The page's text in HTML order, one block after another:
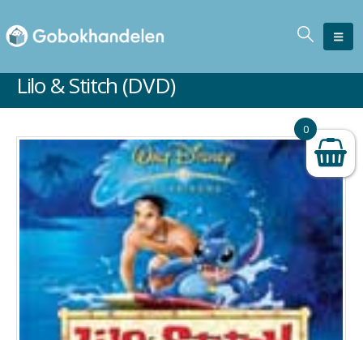
Lilo & Stitch (DVD)
0